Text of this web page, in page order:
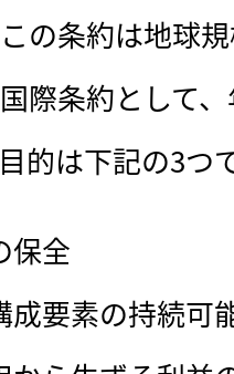
の条約は地球
際条約として
的は下記の3つ
保全
成要素の持続可